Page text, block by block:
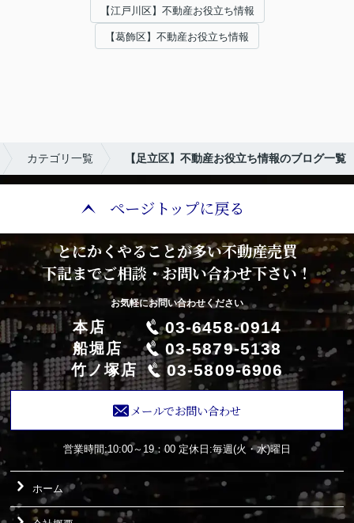
【江戸川区】不動産お役立ち情報
【葛飾区】不動産お役立ち情報
カテゴリ一覧 【足立区】不動産お役立ち情報のブログ一覧
ページトップに戻る
とにかくやることが多い不動産売買
下記までご相談・お問い合わせ下さい！
お気軽にお問い合わせください
本店 03-6458-0914
船堀店 03-5879-5138
竹ノ塚店 03-5809-6906
メールでお問い合わせ
営業時間:10:00～19：00 定休日:毎週(火・水)曜日
ホーム